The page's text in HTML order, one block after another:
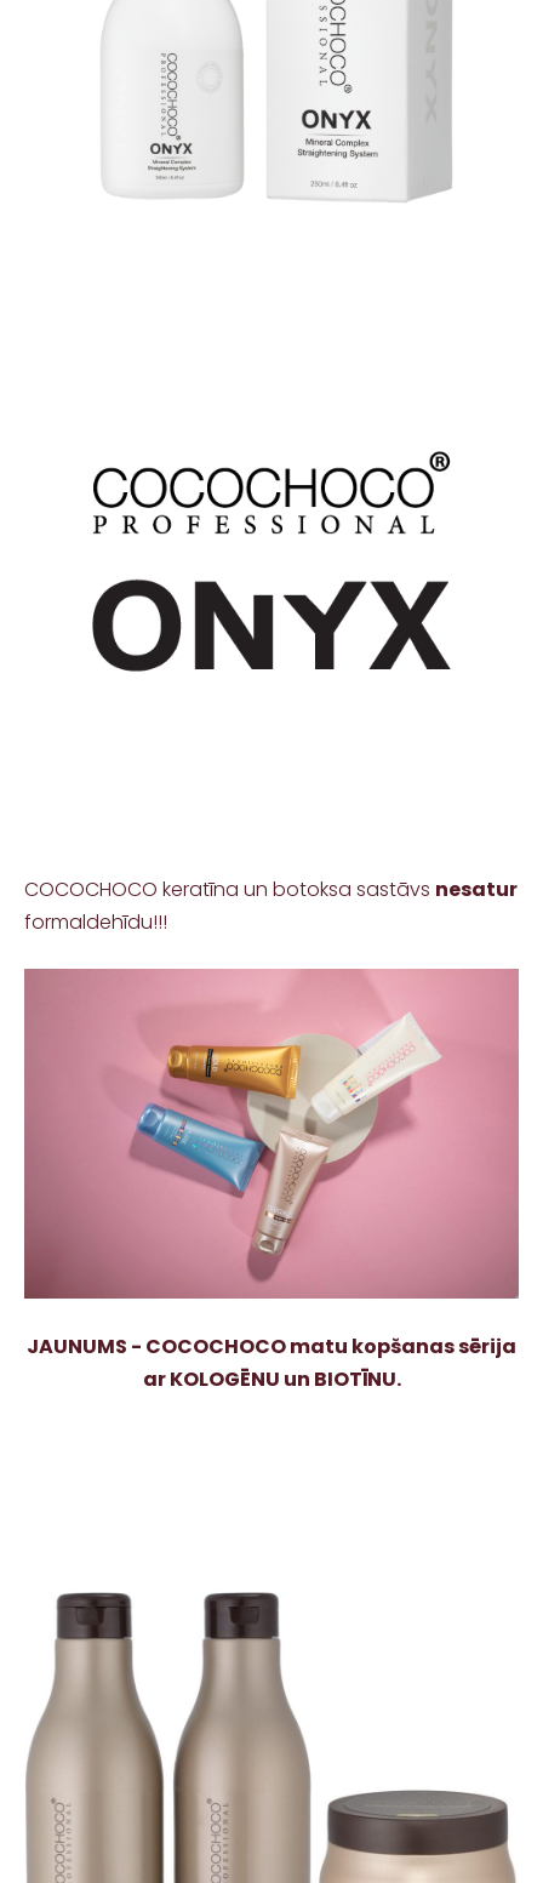
COCOCHOCO keratīna un botoksa sastāvs nesatur
formaldehīdu!!!
JAUNUMS - COCOCHOCO matu kopšanas sērija
ar KOLOGĒNU un BIOTĪNU.